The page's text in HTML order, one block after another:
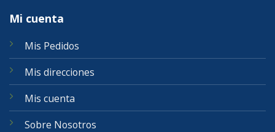
Mi cuenta
Mis Pedidos
Mis direcciones
Mis cuenta
Sobre Nosotros